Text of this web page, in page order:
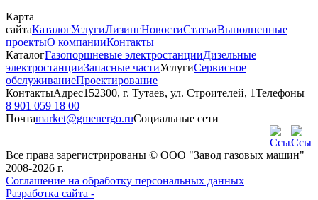
Карта
сайтаКаталогУслугиЛизингНовостиСтатьиВыполненные
проектыО компанииКонтакты
КаталогГазопоршневые электростанцииДизельные
электростанцииЗапасные частиУслугиСервисное
обслуживаниеПроектирование
КонтактыАдрес152300, г. Тутаев, ул. Строителей, 1Телефоны
8 901 059 18 00
Почтаmarket@gmenergo.ruСоциальные сети
Все права зарегистрированы © ООО "Завод газовых машин"
2008-2026 г.
Соглашение на обработку персональных данных
Разработка сайта -